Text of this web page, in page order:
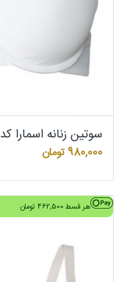
سوتین زنانه اسمارا کد 312860
980,000 تومان
هر قسط462,500 تومان